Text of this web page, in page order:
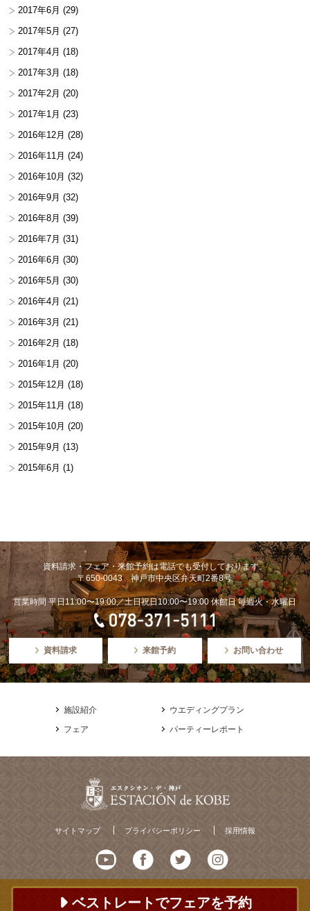
2017年6月 (29)
2017年5月 (27)
2017年4月 (18)
2017年3月 (18)
2017年2月 (20)
2017年1月 (23)
2016年12月 (28)
2016年11月 (24)
2016年10月 (32)
2016年9月 (32)
2016年8月 (39)
2016年7月 (31)
2016年6月 (30)
2016年5月 (30)
2016年4月 (21)
2016年3月 (21)
2016年2月 (18)
2016年1月 (20)
2015年12月 (18)
2015年11月 (18)
2015年10月 (20)
2015年9月 (13)
2015年6月 (1)
ベストレートでフェアを予約
資料請求・フェア・来館予約は電話でも受付しております。
〒650-0043 神戸市中央区弁天町2番8号
営業時間 平日11:00〜19:00／土日祝日10:00〜19:00 休館日 毎週火・水曜日
資料請求 来館予約 お問い合わせ
施設紹介
ウエディングプラン
フェア
パーティーレポート
サイトマップ プライバシーポリシー 採用情報